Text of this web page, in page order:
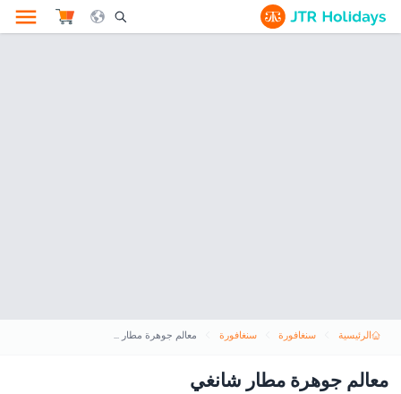
Search Opener Icon
الرئيسية سنغافورة سنغافورة معالم جوهرة مطار شانغي
معالم جوهرة مطار شانغي